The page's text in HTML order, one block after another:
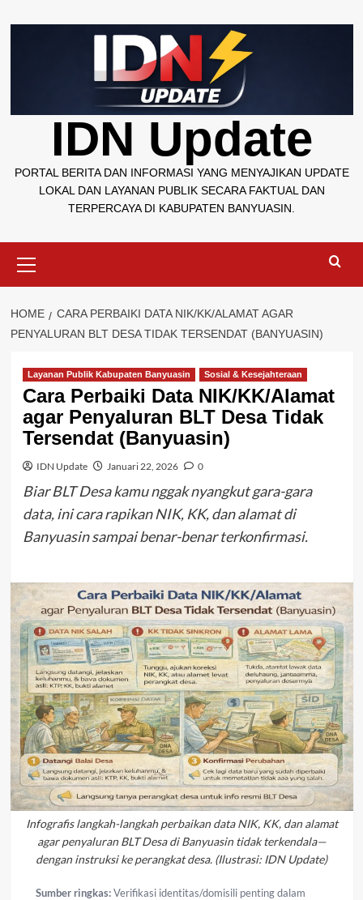
to
IDN Update
PORTAL BERITA DAN INFORMASI YANG MENYAJIKAN UPDATE
LOKAL DAN LAYANAN PUBLIK SECARA FAKTUAL DAN
TERPERCAYA DI KABUPATEN BANYUASIN.
Menu
HOME
CARA PERBAIKI DATA NIK/KK/ALAMAT AGAR
PENYALURAN BLT DESA TIDAK TERSENDAT (BANYUASIN)
Layanan Publik Kabupaten Banyuasin Sosial & Kesejahteraan
Cara Perbaiki Data NIK/KK/Alamat
agar Penyaluran BLT Desa Tidak
Tersendat (Banyuasin)
IDN Update Januari 22, 2026 0
Biar BLT Desa kamu nggak nyangkut gara-gara
data, ini cara rapikan NIK, KK, dan alamat di
Banyuasin sampai benar-benar terkonfirmasi.
Infografis langkah-langkah perbaikan data NIK, KK, dan alamat
agar penyaluran BLT Desa di Banyuasin tidak terkendala—
dengan instruksi ke perangkat desa. (Ilustrasi: IDN Update)
Sumber ringkas:Verifikasi identitas/domisili penting dalam